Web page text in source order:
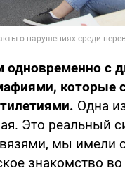
с
которые
Одна
Это реальный
мы имели
знакомство